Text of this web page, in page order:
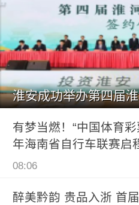
有梦当燃！“中国体育
年海南省自行车联赛启
08:06
醉美黔韵 贵品入浙 首